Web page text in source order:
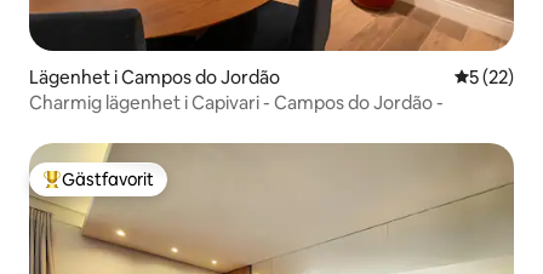
Lägenhet i Campos do Jordão 5 av 5 i
5 (22)
Charmig lägenhet i Capivari - Campos do Jordão -
Populär gästfavorit
Gästfavorit